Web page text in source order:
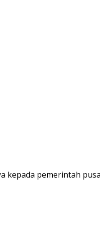
kepada pemerintah